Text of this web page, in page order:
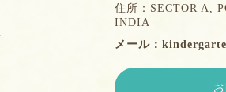
住所：SECTOR A,
INDIA
メール：